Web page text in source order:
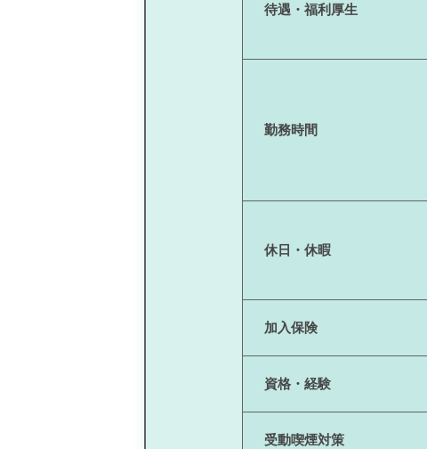
待遇・福利厚生
勤務時間
休日・休暇
加入保険
資格・経験
受動喫煙対策